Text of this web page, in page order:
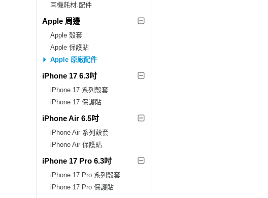
耳機耗材.配件
Apple 周邊
Apple 殼套
Apple 保護貼
Apple 原廠配件
iPhone 17 6.3吋
iPhone 17 系列殼套
iPhone 17 保護貼
iPhone Air 6.5吋
iPhone Air 系列殼套
iPhone Air 保護貼
iPhone 17 Pro 6.3吋
iPhone 17 Pro 系列殼套
iPhone 17 Pro 保護貼